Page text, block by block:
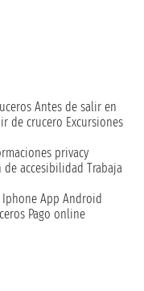
Antes de salir en
de crucero Excursiones
privacy
de accesibilidad Trabaja
Iphone App Android
Pago online